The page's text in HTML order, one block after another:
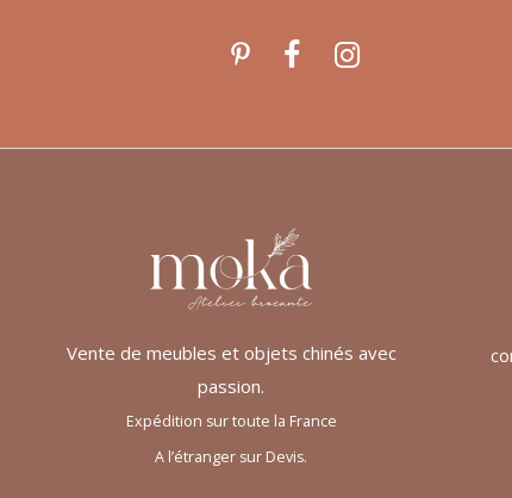
Vente de meubles et objets chinés avec
passion.
Expédition sur toute la France
A l’étranger sur Devis.